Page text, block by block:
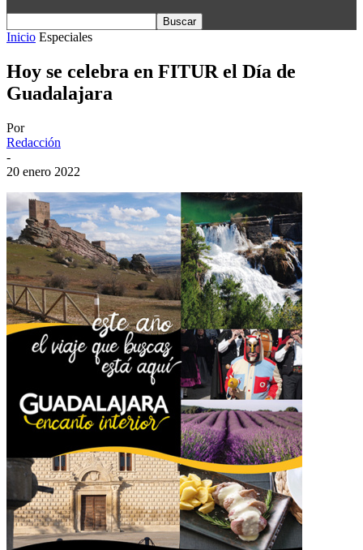
Inicio Especiales
Hoy se celebra en FITUR el Día de
Guadalajara
Por
Redacción
-
20 enero 2022